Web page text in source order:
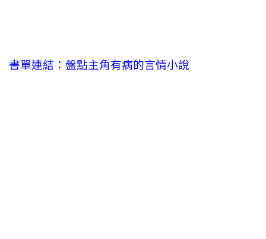
書單連結：盤點主角有病的言情小說